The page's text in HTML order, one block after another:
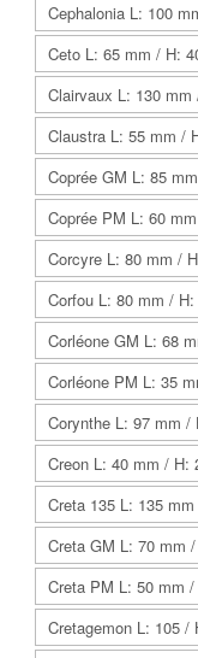
Cephalonia L: 100
Ceto L: 65 mm / H:
Clairvaux L: 130 mm
Claustra L: 55 mm /
Coprée GM L: 85
Coprée PM L: 60
Corcyre L: 80 mm /
Corfou L: 80 mm /
Corléone GM L: 68
Corléone PM L: 35
Corynthe L: 97 mm /
Creon L: 40 mm / H:
Creta 135 L: 135
Creta GM L: 70 mm
Creta PM L: 50 mm
Cretagemon L: 105 /